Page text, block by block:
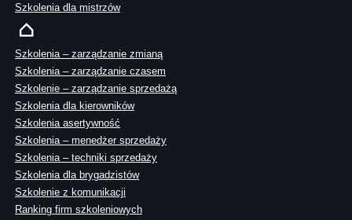
Szkolenia dla mistrzów
Szkolenia – zarządzanie zmianą
Szkolenia – zarządzanie czasem
Szkolenie – zarządzanie sprzedażą
Szkolenia dla kierowników
Szkolenia asertywność
Szkolenia – menedżer sprzedaży
Szkolenia – techniki sprzedaży
Szkolenia dla brygadzistów
Szkolenie z komunikacji
Ranking firm szkoleniowych